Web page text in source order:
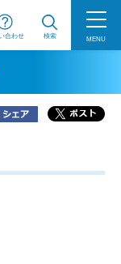
合わせ 検索 MENU